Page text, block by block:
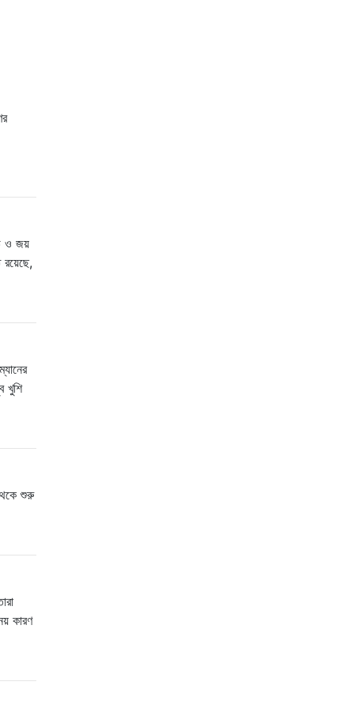
ও জয়
খুশি
শুরু
কারণ